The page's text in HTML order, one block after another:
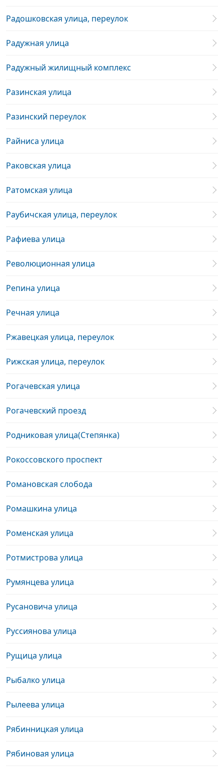
Радошковская улица, переулок
Радужная улица
Радужный жилищный комплекс
Разинская улица
Разинский переулок
Райниса улица
Раковская улица
Ратомская улица
Раубичская улица, переулок
Рафиева улица
Революционная улица
Репина улица
Речная улица
Ржавецкая улица, переулок
Рижская улица, переулок
Рогачевская улица
Рогачевский проезд
Родниковая улица(Степянка)
Рокоссовского проспект
Романовская слобода
Ромашкина улица
Роменская улица
Ротмистрова улица
Румянцева улица
Русановича улица
Руссиянова улица
Рущица улица
Рыбалко улица
Рылеева улица
Рябинницкая улица
Рябиновая улица